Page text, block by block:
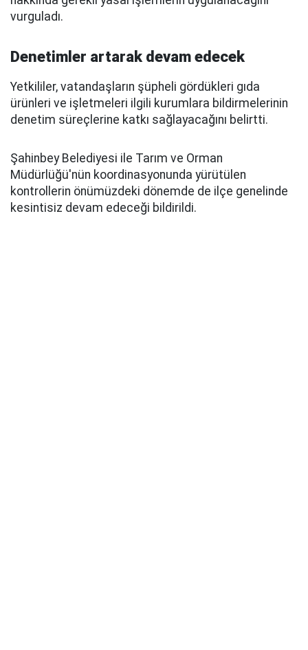
vurguladı.
Denetimler artarak devam edecek
Yetkililer, vatandaşların şüpheli gördükleri gıda
ürünleri ve işletmeleri ilgili kurumlara bildirmelerinin
denetim süreçlerine katkı sağlayacağını belirtti.
Şahinbey Belediyesi ile Tarım ve Orman
Müdürlüğü'nün koordinasyonunda yürütülen
kontrollerin önümüzdeki dönemde de ilçe genelinde
kesintisiz devam edeceği bildirildi.